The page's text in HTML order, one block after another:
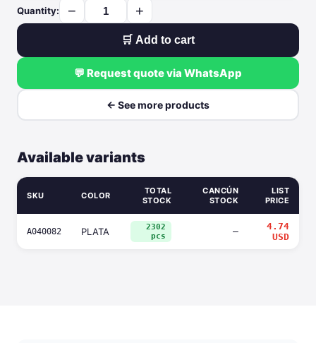
Quantity: − +
🛒 Add to cart
💬 Request quote via WhatsApp
← See more products
Available variants
SKU COLOR
TOTAL
STOCK
CANCÚN
STOCK
LIST
PRICE
A040082 PLATA
2302
pcs
—
4.74
USD